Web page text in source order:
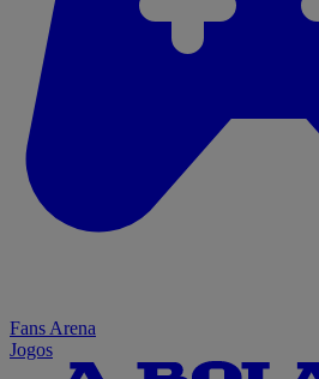
Fans Arena
Jogos